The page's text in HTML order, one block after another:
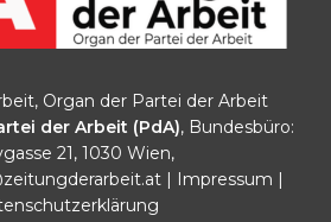
Organ der Partei der Arbeit
der Arbeit (PdA), Bundesbüro:
21, 1030 Wien,
| Impressum |